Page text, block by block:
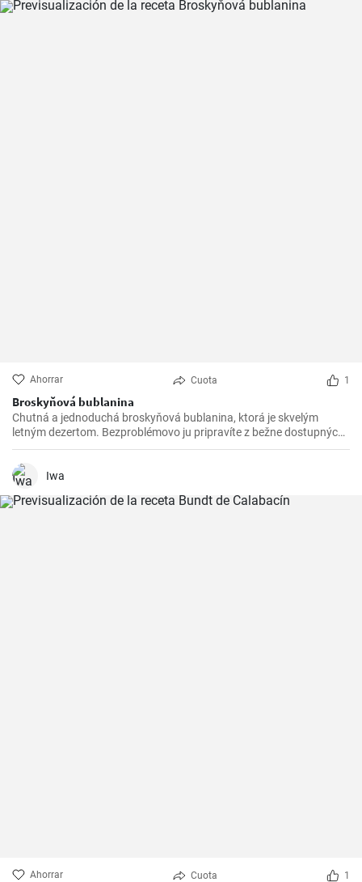
Ahorrar Cuota 1
Broskyňová bublanina
Chutná a jednoduchá broskyňová bublanina, ktorá je skvelým
letným dezertom. Bezproblémovo ju pripravíte z bežne dostupných
surovín.
Iwa
Ahorrar Cuota 1